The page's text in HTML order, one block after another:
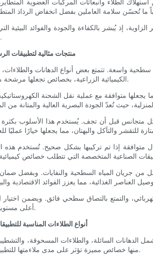
الطلاء وانبعاثات المركبات العضوية
إذ يُبشر بالكفاءة والجودة والفوائد البيئية
الظروف المناسبة.
منتجات مثالية لتطبيقات
واسعة. تتمتع بعض أنواع الدهانات
الكيميائية الزراعية، بخصائص تجعلها مرشحة ممتازة لهذه التقنية.
متوافقة مع عملية نقل الشحنة
قبل أن تجف. يُستخدم هذا الأسلوب بكثرة
متوافقة إذا تم تركيبها بشكل صحيح. تُستخدم هذه
من جريان المياه السطحية والنفايات. وبفضل
والتمتع بالتصاق سطحي فائق. ويضمن اختيار
أعلى مستويات الأداء والكفاءة.
أنواع الطلاءات المناسبة
الدهانات السائلة، والطلاءات المسحوقة،
منها خصائص مميزة تؤثر على مدى ملاءمتها للتطبيق الكهروستاتيكي.